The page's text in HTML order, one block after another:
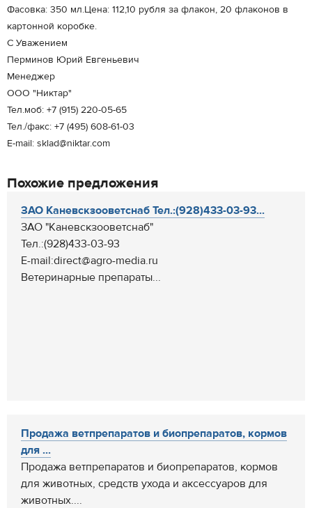
Фасовка: 350 мл.Цена: 112,10 рубля за флакон, 20 флаконов в
картонной коробке.
С Уважением
Перминов Юрий Евгеньевич
Менеджер
ООО "Никтар"
Тел.моб: +7 (915) 220-05-65
Тел./факс: +7 (495) 608-61-03
E-mail: sklad@niktar.com
Похожие предложения
ЗАО Каневскзооветснаб Тел.:(928)433-03-93...
ЗАО "Каневскзооветснаб"
Тел.:(928)433-03-93
E-mail:direct@agro-media.ru
Ветеринарные препараты...
Продажа ветпрепаратов и биопрепаратов, кормов
для ...
Продажа ветпрепаратов и биопрепаратов, кормов
для животных, средств ухода и аксессуаров для
животных....